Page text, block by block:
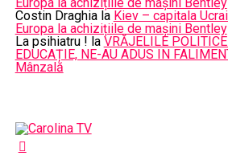
Costin Draghiala Kiev – capitala
Europa la achizițiile de mașini Bentley
La psihiatru ! la VRĂJELILE
EDUCAȚIE, NE-AU ADUS IN
Mânzală